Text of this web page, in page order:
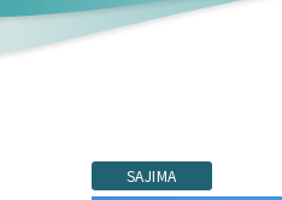
SAJIMA